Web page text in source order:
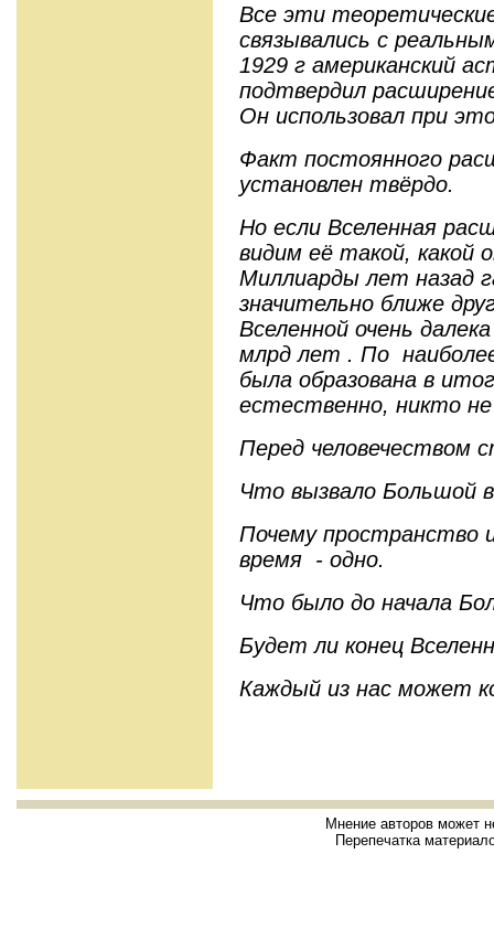
Все эти
связывались с
1929 г американский
подтвердил
Он использовал при
Факт постоянного
установлен твёрдо.
Но если Вселенная
видим её такой, какой
Миллиарды лет назад
значительно ближе
Вселенной очень
млрд лет . По
была образована в
естественно, никто
Перед человечеством
Что вызвало Большой
Почему пространство
время - одно.
Что было до начала
Будет ли конец
Каждый из нас может
Мнение авторов может
Перепечатка